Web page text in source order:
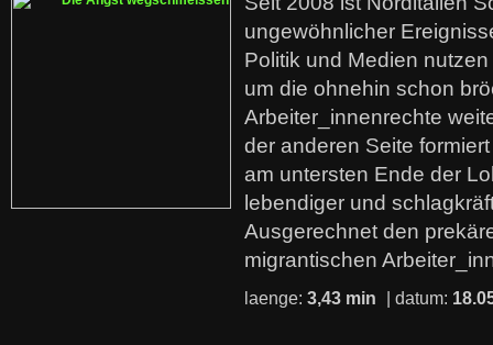
ungewöhnlicher
Politik und Medien
um die ohnehin schon
Arbeiter_innenrechte
der anderen Seite
am untersten Ende der
lebendiger und
Ausgerechnet den
migrantischen
laenge: 3,43 min | datum: